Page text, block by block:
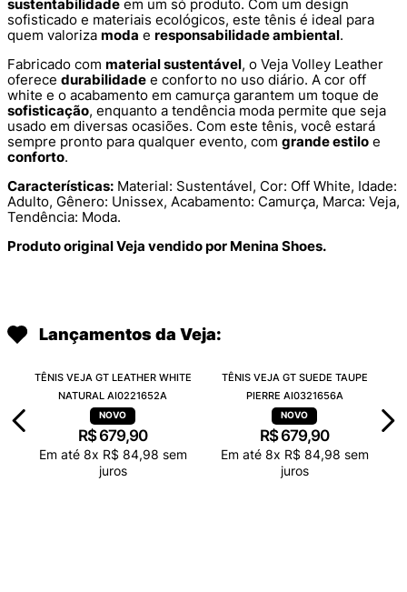
sustentabilidade em um só produto. Com um design
sofisticado e materiais ecológicos, este tênis é ideal para
quem valoriza moda e responsabilidade ambiental.
Fabricado com material sustentável, o Veja Volley Leather
oferece durabilidade e conforto no uso diário. A cor off
white e o acabamento em camurça garantem um toque de
sofisticação, enquanto a tendência moda permite que seja
usado em diversas ocasiões. Com este tênis, você estará
sempre pronto para qualquer evento, com grande estilo e
conforto.
Características: Material: Sustentável, Cor: Off White, Idade:
Adulto, Gênero: Unissex, Acabamento: Camurça, Marca: Veja,
Tendência: Moda.
Produto original Veja vendido por Menina Shoes.
Lançamentos da Veja: